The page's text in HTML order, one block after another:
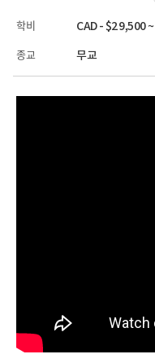
학비 CAD - $29,500 ~
종교 무교